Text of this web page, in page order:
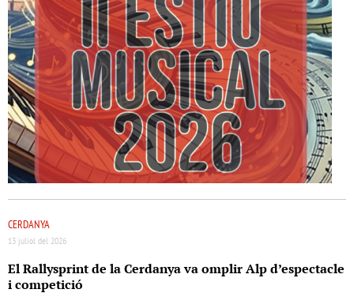
CERDANYA
13 juliol del 2026
El Rallysprint de la Cerdanya va omplir Alp d’espectacle
i competició